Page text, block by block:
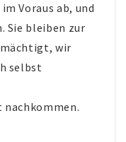
Voraus ab, und
Sie bleiben zur
wir
selbst